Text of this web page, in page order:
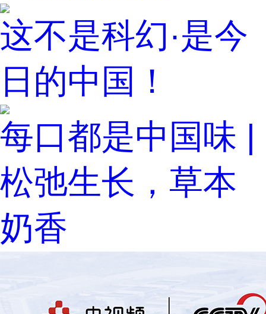
这不是科幻·是今
日的中国！
每口都是中国味 |
松弛生长，草本
奶香